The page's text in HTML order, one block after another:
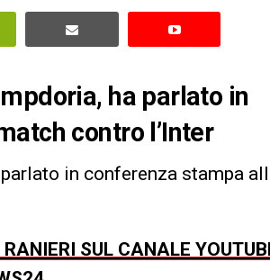
ha parlato in
contro l’Inter
parlato in conferenza stampa
SUL CANALE